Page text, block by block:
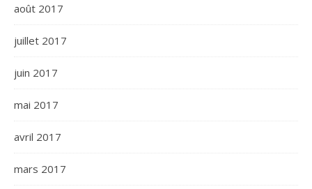
août 2017
juillet 2017
juin 2017
mai 2017
avril 2017
mars 2017